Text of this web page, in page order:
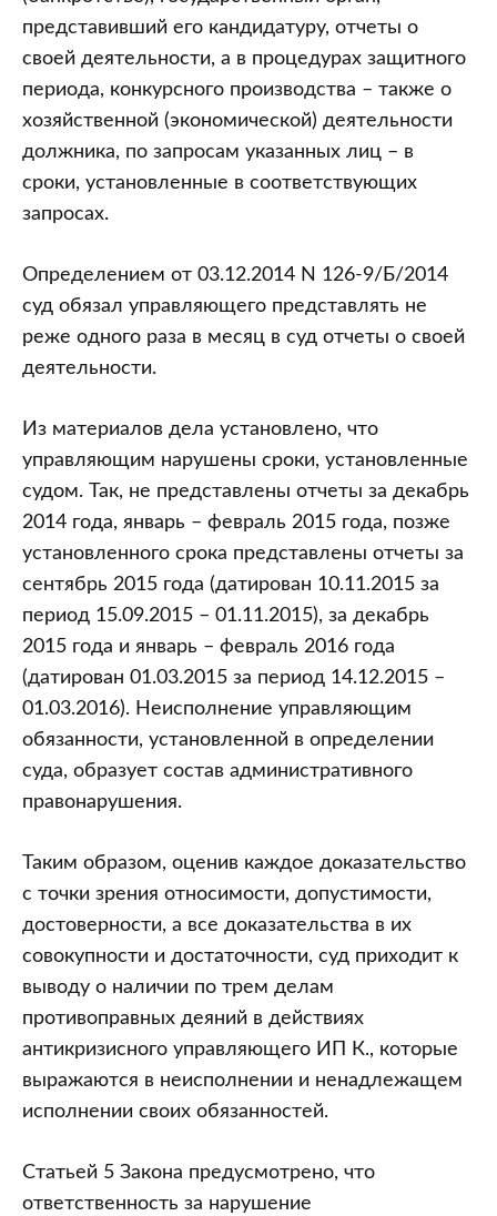
представивший его кандидатуру, отчеты о
своей деятельности, а в процедурах защитного
периода, конкурсного производства – также о
хозяйственной (экономической) деятельности
должника, по запросам указанных лиц – в
сроки, установленные в соответствующих
запросах.
Определением от 03.12.2014 N 126-9/Б/2014
суд обязал управляющего представлять не
реже одного раза в месяц в суд отчеты о своей
деятельности.
Из материалов дела установлено, что
управляющим нарушены сроки, установленные
судом. Так, не представлены отчеты за декабрь
2014 года, январь – февраль 2015 года, позже
установленного срока представлены отчеты за
сентябрь 2015 года (датирован 10.11.2015 за
период 15.09.2015 – 01.11.2015), за декабрь
2015 года и январь – февраль 2016 года
(датирован 01.03.2015 за период 14.12.2015 –
01.03.2016). Неисполнение управляющим
обязанности, установленной в определении
суда, образует состав административного
правонарушения.
Таким образом, оценив каждое доказательство
с точки зрения относимости, допустимости,
достоверности, а все доказательства в их
совокупности и достаточности, суд приходит к
выводу о наличии по трем делам
противоправных деяний в действиях
антикризисного управляющего ИП К., которые
выражаются в неисполнении и ненадлежащем
исполнении своих обязанностей.
Статьей 5 Закона предусмотрено, что
ответственность за нарушение